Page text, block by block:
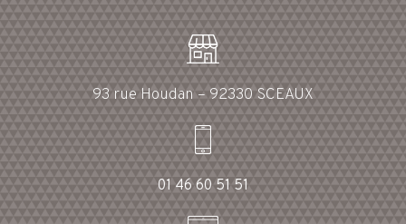
93 rue Houdan – 92330 SCEAUX
01 46 60 51 51